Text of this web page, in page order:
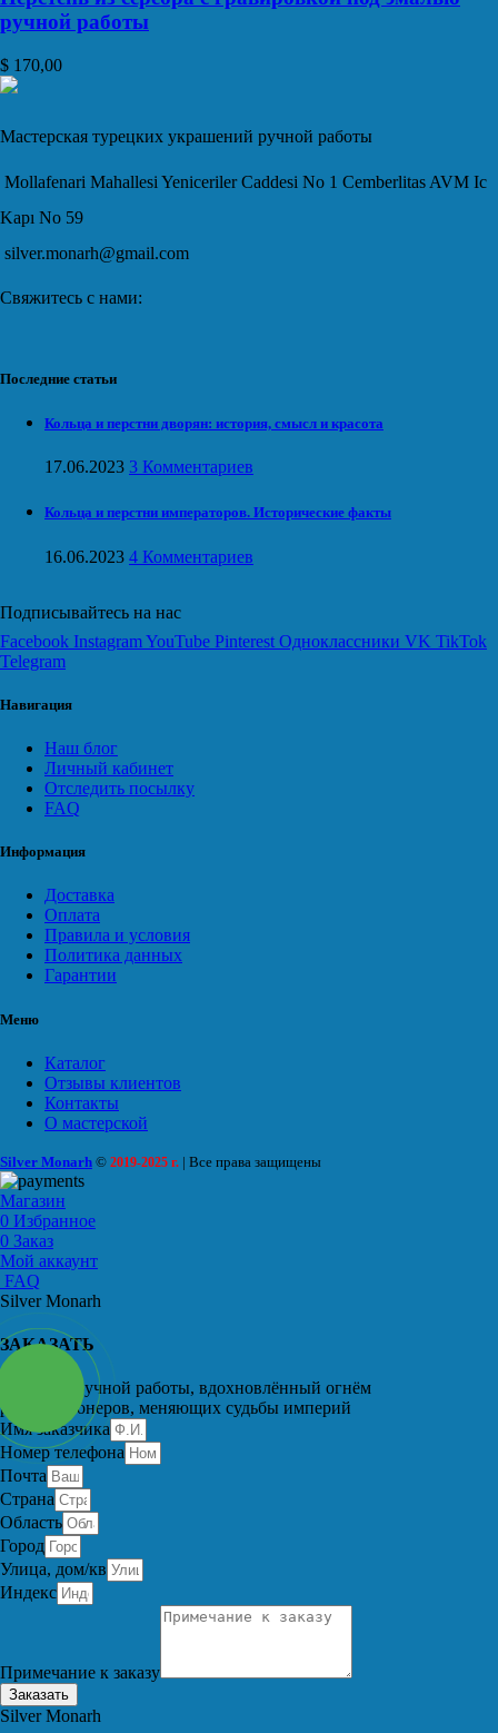
ручной работы
$ 170,00
Мастерская турецких украшений ручной работы
Mollafenari Mahallesi Yeniceriler Caddesi No 1 Cemberlitas AVM Ic
Kapı No 59
silver.monarh@gmail.com
Свяжитесь с нами:
Последние статьи
Кольца и перстни дворян: история, смысл и красота
17.06.2023 3 Комментариев
Кольца и перстни императоров. Исторические факты
16.06.2023 4 Комментариев
Подписывайтесь на нас
Facebook InstagramYouTube Pinterest Одноклассники VK TikTok
Telegram
Навигация
Наш блог
Личный кабинет
Отследить посылку
FAQ
Информация
Доставка
Оплата
Правила и условия
Политика данных
Гарантии
Меню
Каталог
Отзывы клиентов
Контакты
О мастерской
Silver Monarh © 2019-2025 г. | Все права защищены
Магазин
0 Избранное
0 Заказ
Мой аккаунт
FAQ
Silver Monarh
ЗАКАЗАТЬ
Перстень ручной работы, вдохновлённый огнём
революционеров, меняющих судьбы империй
Имя заказчика
Номер телефона
Почта
Страна
Область
Город
Улица, дом/кв
Индекс
Примечание к заказу
Заказать
Silver Monarh